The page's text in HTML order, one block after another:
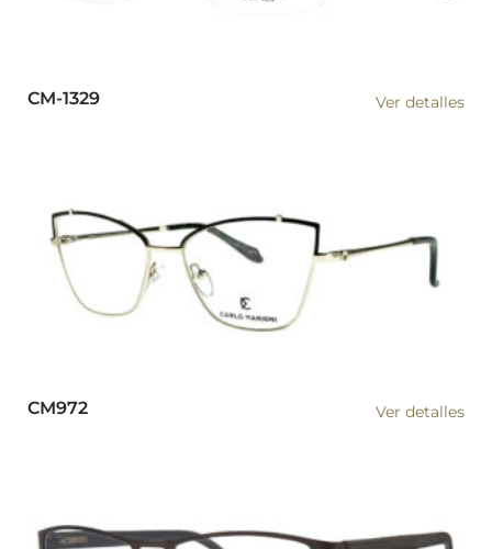
CM-1329 Ver detalles
CM972 Ver detalles